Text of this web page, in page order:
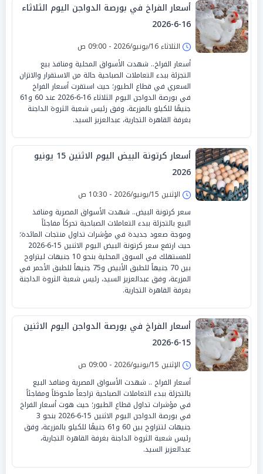
أسعار الفراخ في بورصة الدواجن اليوم الثلاثاء
16-6-2026
الثلاثاء 16/يونيو/2026 - 09:00 ص
أسعار الفراخ.. شهدت الأسواق المحلية ومنافذ بيع
التجزئة ببدء التعاملات الصباحية حالة من الاستقرار والاتزان
السعري في قطاع الطيور؛ حيث استقرت أسعار الفراخ
في بورصة الدواجن اليوم الثلاثاء 16-6-2026 عند 60 و61
جنيهًا للكيلو بالمزرعة، وفق رئيس شعبة الثروة الداجنة
بغرفة القاهرة التجارية، عبدالعزيز السيد.
أسعار كرتونة البيض اليوم الاثنين 15 يونيو
2026
الإثنين 15/يونيو/2026 - 10:30 ص
سعر كرتونة البيض.. شهدت الأسواق المصرية ومنافذ
البيع بالتجزئة ببدء التعاملات الصباحية تحركاً مفاجئاً
وموجة صعود جديدة في مؤشرات تداول منتجات المائدة؛
حيث ارتفع سعر كرتونة البيض اليوم الاثنين 15-6-2026
للمستهلك في السوق المحلية بنحو 10 جنيهات ليتراوح
بين 70 جنيهاً للطبق الأبيض و75 جنيهاً للطبق الأحمر في
المزرعة، وفق عبدالعزيز السيد، رئيس شعبة الثروة الداجنة
بغرفة القاهرة التجارية.
أسعار الفراخ في بورصة الدواجن اليوم الاثنين
15-6-2026
الإثنين 15/يونيو/2026 - 09:00 ص
أسعار الفراخ .. شهدت الأسواق المصرية ومنافذ البيع
بالتجزئة ببدء التعاملات الصباحية تراجعاً ملحوظاً ومفاجئاً
في مؤشرات تداول قطاع الطيور؛ حيث هوت أسعار الفراخ
في بورصة الدواجن اليوم الاثنين 15-6-2026 بنحو 3
جنيهات لتتراوح بين 60 و61 جنيهًا للكيلو بالمزرعة، وفق
رئيس شعبة الثروة الداجنة بغرفة القاهرة التجارية،
عبدالعزيز السيد.